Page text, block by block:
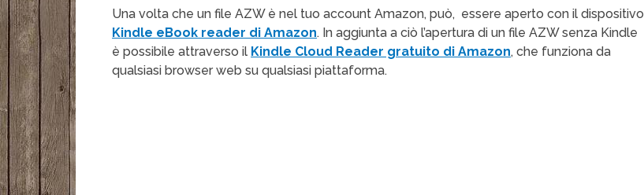
Una volta che un file AZW è nel tuo account Amazon, può, essere aperto con il dispositivo
Kindle eBook reader di Amazon. In aggiunta a ciò l’apertura di un file AZW senza Kindle
è possibile attraverso il Kindle Cloud Reader gratuito di Amazon, che funziona da
qualsiasi browser web su qualsiasi piattaforma.